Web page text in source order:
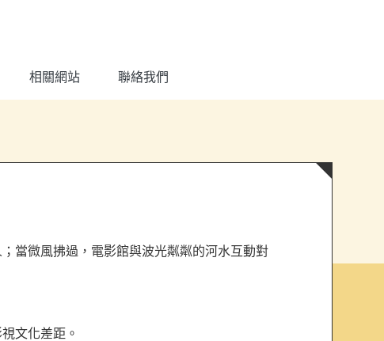
相關網站 聯絡我們
當微風拂過，電影館與波光粼粼的河水互動對
文化差距。